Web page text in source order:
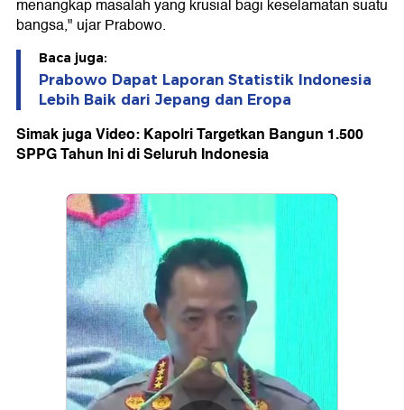
menangkap masalah yang krusial bagi keselamatan suatu
bangsa," ujar Prabowo.
Baca juga:
Prabowo Dapat Laporan Statistik Indonesia
Lebih Baik dari Jepang dan Eropa
Simak juga Video: Kapolri Targetkan Bangun 1.500
SPPG Tahun Ini di Seluruh Indonesia